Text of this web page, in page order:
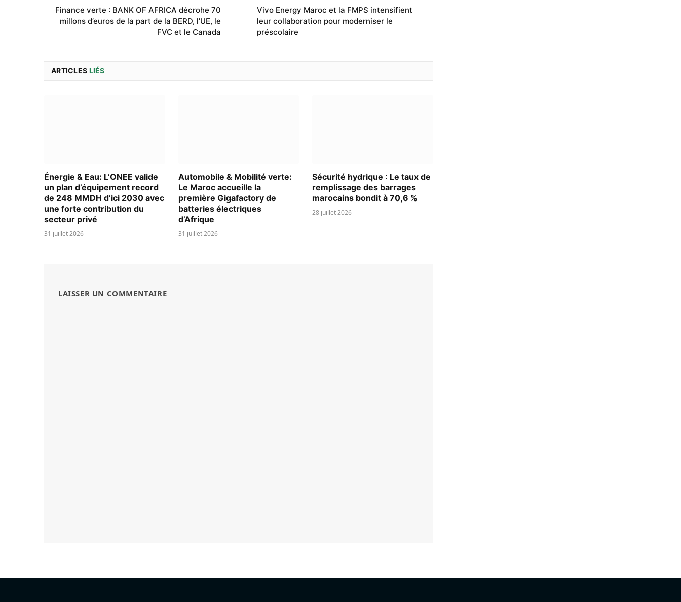
Finance verte : BANK OF AFRICA décrohe 70
millons d’euros de la part de la BERD, l’UE, le
FVC et le Canada
Vivo Energy Maroc et la FMPS intensifient
leur collaboration pour moderniser le
préscolaire
ARTICLES LIÉS
Énergie & Eau: L’ONEE valide
un plan d’équipement record
de 248 MMDH d’ici 2030 avec
une forte contribution du
secteur privé
31 juillet 2026
Automobile & Mobilité verte:
Le Maroc accueille la
première Gigafactory de
batteries électriques
d’Afrique
31 juillet 2026
Sécurité hydrique : Le taux de
remplissage des barrages
marocains bondit à 70,6 %
28 juillet 2026
LAISSER UN COMMENTAIRE